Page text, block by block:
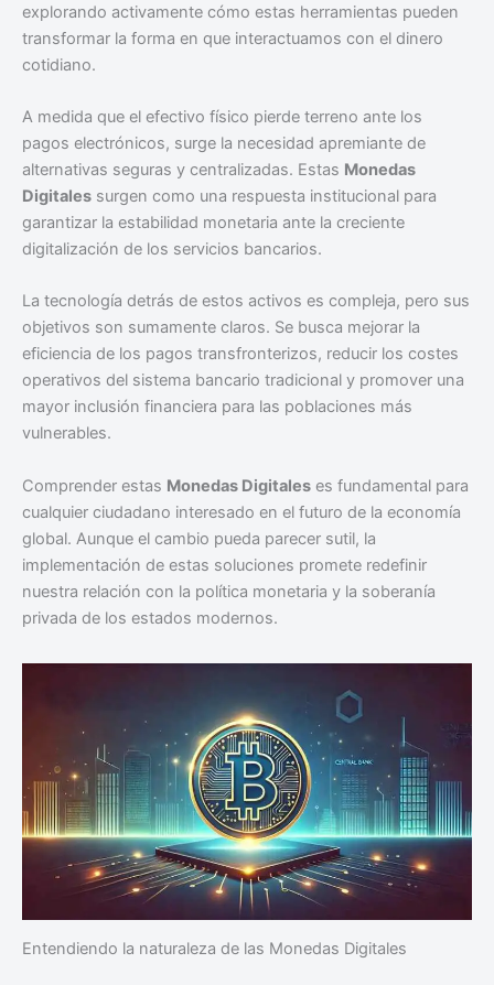
explorando activamente cómo estas herramientas pueden
transformar la forma en que interactuamos con el dinero
cotidiano.
A medida que el efectivo físico pierde terreno ante los
pagos electrónicos, surge la necesidad apremiante de
alternativas seguras y centralizadas. Estas Monedas
Digitales surgen como una respuesta institucional para
garantizar la estabilidad monetaria ante la creciente
digitalización de los servicios bancarios.
La tecnología detrás de estos activos es compleja, pero sus
objetivos son sumamente claros. Se busca mejorar la
eficiencia de los pagos transfronterizos, reducir los costes
operativos del sistema bancario tradicional y promover una
mayor inclusión financiera para las poblaciones más
vulnerables.
Comprender estas Monedas Digitales es fundamental para
cualquier ciudadano interesado en el futuro de la economía
global. Aunque el cambio pueda parecer sutil, la
implementación de estas soluciones promete redefinir
nuestra relación con la política monetaria y la soberanía
privada de los estados modernos.
Entendiendo la naturaleza de las Monedas Digitales